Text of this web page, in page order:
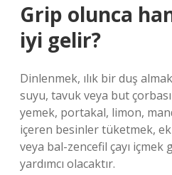
Grip olunca
iyi gelir?
Dinlenmek, ılık bir duş
suyu, tavuk veya but
yemek, portakal, limon,
içeren besinler tüketmek,
veya bal-zencefil çayı
yardımcı olacaktır.